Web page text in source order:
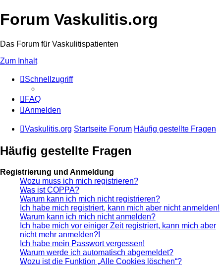
Forum Vaskulitis.org
Das Forum für Vaskulitispatienten
Zum Inhalt
Schnellzugriff
FAQ
Anmelden
Vaskulitis.org Startseite Forum Häufig gestellte Fragen
Häufig gestellte Fragen
Registrierung und Anmeldung
Wozu muss ich mich registrieren?
Was ist COPPA?
Warum kann ich mich nicht registrieren?
Ich habe mich registriert, kann mich aber nicht anmelden!
Warum kann ich mich nicht anmelden?
Ich habe mich vor einiger Zeit registriert, kann mich aber
nicht mehr anmelden?!
Ich habe mein Passwort vergessen!
Warum werde ich automatisch abgemeldet?
Wozu ist die Funktion „Alle Cookies löschen“?